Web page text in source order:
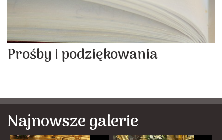
Prośby i podziękowania
Najnowsze galerie